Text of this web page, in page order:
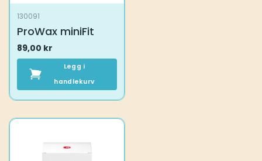
130091
ProWax miniFit
89,00 kr
Legg i
handlekurv